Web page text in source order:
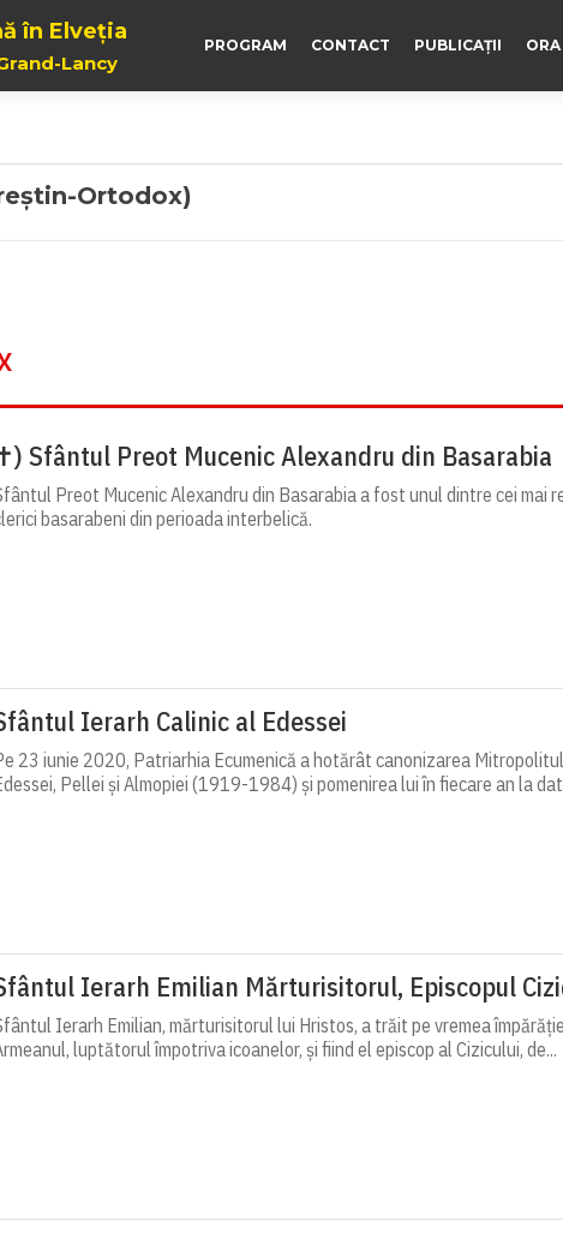
în Elveția
Lancy
PROGRAM CONTACT PUBLICAȚII
Ortodox)
Sfântul Preot Mucenic Alexandru din Basarabia
Preot Mucenic Alexandru din Basarabia a fost unul dintre cei mai
basarabeni din perioada interbelică.
Ierarh Calinic al Edessei
23 iunie 2020, Patriarhia Ecumenică a hotărât canonizarea
Pellei și Almopiei (1919-1984) și pomenirea lui în fiecare an la
Ierarh Emilian Mărturisitorul, Episcopul
Ierarh Emilian, mărturisitorul lui Hristos, a trăit pe vremea
luptătorul împotriva icoanelor, și fiind el episcop al Cizicului, de...